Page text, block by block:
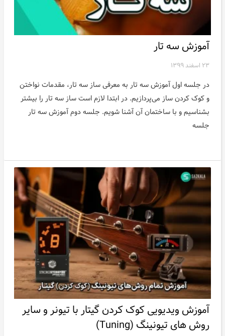
آموزش سه تار
۲۳ اسفند ۱۳۹۹
در جلسه اول آموزش سه تار به معرفی ساز سه تار، مقدمات نواختن
و کوک کردن ساز می‌پردازیم. در ابتدا لازم است ساز سه تار را بیشتر
بشناسیم و با ساختمان آن آشنا شویم. جلسه دوم آموزش سه تار
جلسه
آموزش ویدیویی کوک کردن گیتار با تیونر و سایر
روش های تیونینگ (Tuning)